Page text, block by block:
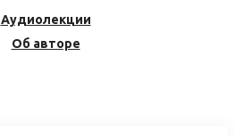
Аудиолекции
Об авторе